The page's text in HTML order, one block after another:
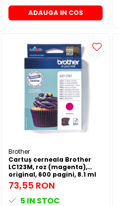
ADAUGA IN COS
Brother
Cartuș cerneala Brother
LC123M, roz (magenta),
original, 600 pagini, 8.1 ml
73,55 RON
5 IN STOC